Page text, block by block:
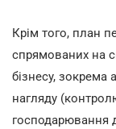
Крім того, план
спрямованих на
бізнесу, зокрема
нагляду
господарювання